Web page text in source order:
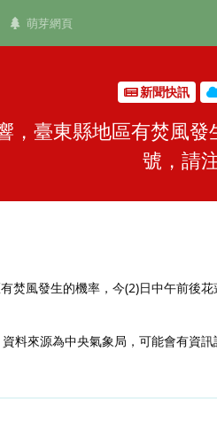
萌芽網頁
新聞快訊
，臺東縣地區有焚風
號，請注
焚風發生的機率，今(2)日中午前後花
料來源為中央氣象局，可能會有資訊